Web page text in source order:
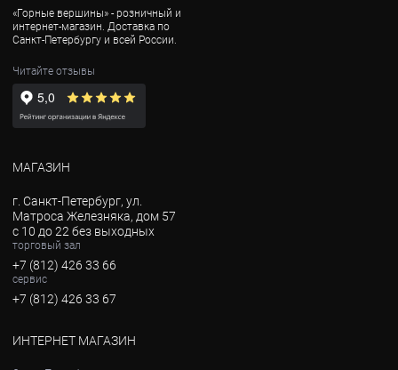
«Горные вершины» - розничный и
интернет-магазин. Доставка по
Санкт-Петербургу и всей России.
Читайте отзывы
МАГАЗИН
г. Санкт-Петербург, ул.
Матроса Железняка, дом 57
с 10 до 22 без выходных
торговый зал
+7 (812) 426 33 66
сервис
+7 (812) 426 33 67
ИНТЕРНЕТ МАГАЗИН